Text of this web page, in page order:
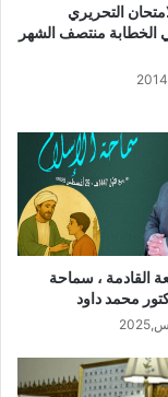
التحريري
الخطابة منتصف الشهر
القادمة ، سماحة
محمد داود